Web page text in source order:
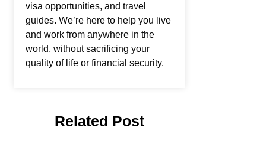
visa opportunities, and travel
guides. We’re here to help you live
and work from anywhere in the
world, without sacrificing your
quality of life or financial security.
Related Post